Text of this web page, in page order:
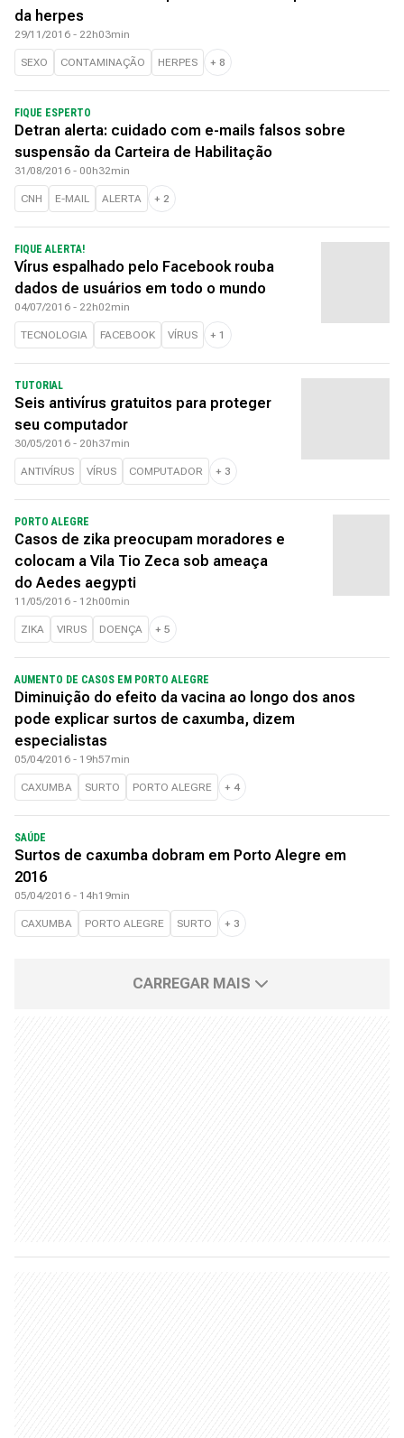
da herpes
29/11/2016 - 22h03min
SEXO CONTAMINAÇÃO HERPES + 8
FIQUE ESPERTO
Detran alerta: cuidado com e-mails falsos sobre
suspensão da Carteira de Habilitação
31/08/2016 - 00h32min
CNH E-MAIL ALERTA + 2
FIQUE ALERTA!
Vírus espalhado pelo Facebook rouba
dados de usuários em todo o mundo
04/07/2016 - 22h02min
TECNOLOGIA FACEBOOK VÍRUS + 1
TUTORIAL
Seis antivírus gratuitos para proteger
seu computador
30/05/2016 - 20h37min
ANTIVÍRUS VÍRUS COMPUTADOR + 3
PORTO ALEGRE
Casos de zika preocupam moradores e
colocam a Vila Tio Zeca sob ameaça
do Aedes aegypti
11/05/2016 - 12h00min
ZIKA VIRUS DOENÇA + 5
AUMENTO DE CASOS EM PORTO ALEGRE
Diminuição do efeito da vacina ao longo dos anos
pode explicar surtos de caxumba, dizem
especialistas
05/04/2016 - 19h57min
CAXUMBA SURTO PORTO ALEGRE + 4
SAÚDE
Surtos de caxumba dobram em Porto Alegre em
2016
05/04/2016 - 14h19min
CAXUMBA PORTO ALEGRE SURTO + 3
CARREGAR MAIS